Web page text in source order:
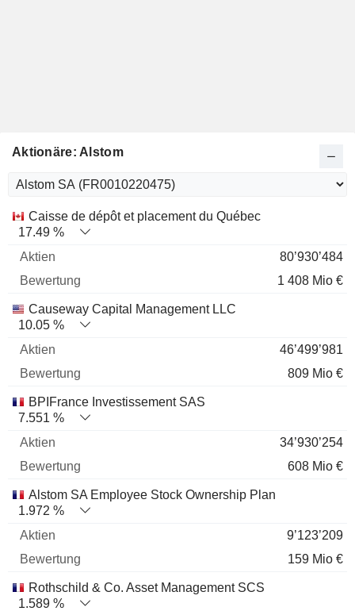
Aktionäre: Alstom
Name Aktien % Bewertung
Caisse de dépôt et placement du Québec
17.49 %
80’930’484
1 408 Mio €
Causeway Capital Management LLC
10.05 %
46’499’981
809 Mio €
BPIFrance Investissement SAS
7.551 %
34’930’254
608 Mio €
Alstom SA Employee Stock Ownership Plan
1.972 %
9’123’209
159 Mio €
Rothschild & Co. Asset Management SCS
1.589 %